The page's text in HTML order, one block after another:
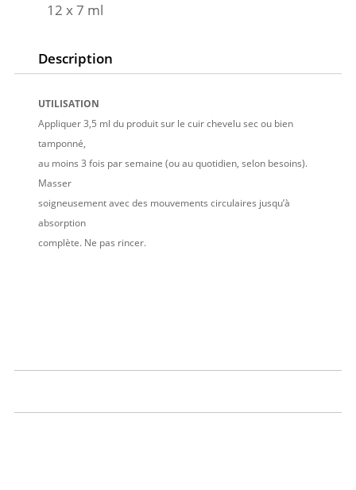
12 x 7 ml
Description
UTILISATION
Appliquer 3,5 ml du produit sur le cuir chevelu sec ou bien
tamponné,
au moins 3 fois par semaine (ou au quotidien, selon besoins).
Masser
soigneusement avec des mouvements circulaires jusqu’à
absorption
complète. Ne pas rincer.